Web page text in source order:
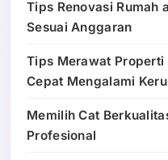
Tips Renovasi Rumah
Sesuai Anggaran
Tips Merawat
Cepat Mengalami
Memilih Cat
Profesional